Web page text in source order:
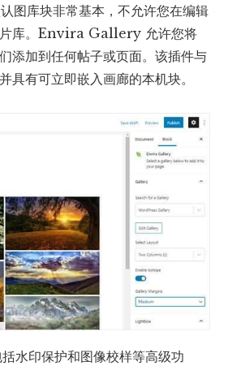
图库块非常基本，不允许您在编辑
片库。Envira Gallery 允许您将
添加到任何帖子或页面。该插件与
具有可立即嵌入画廊的本机块。
印保护和图像校样等高级功